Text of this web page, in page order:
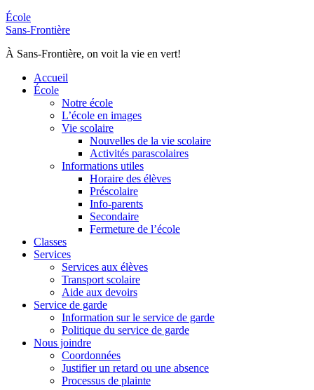
École
Sans-Frontière
À Sans-Frontière, on voit la vie en vert!
Accueil
École
Notre école
L’école en images
Vie scolaire
Nouvelles de la vie scolaire
Activités parascolaires
Informations utiles
Horaire des élèves
Préscolaire
Info-parents
Secondaire
Fermeture de l’école
Classes
Services
Services aux élèves
Transport scolaire
Aide aux devoirs
Service de garde
Information sur le service de garde
Politique du service de garde
Nous joindre
Coordonnées
Justifier un retard ou une absence
Processus de plainte